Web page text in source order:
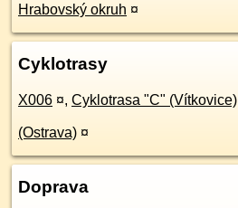
Hrabovský okruh ¤
Cyklotrasy
X006 ¤, Cyklotrasa "C" (Vítkovice)
(Ostrava) ¤
Doprava